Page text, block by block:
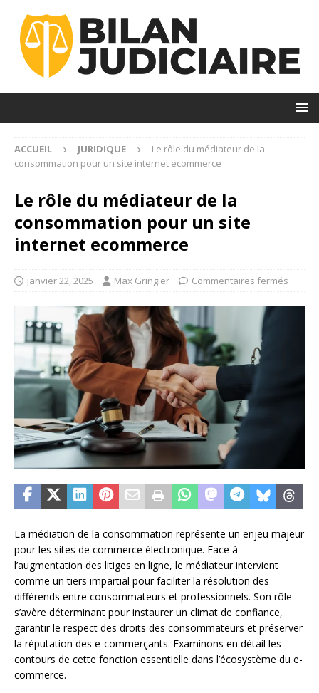
ACCUEIL JURIDIQUE
Le rôle du médiateur de la
consommation pour un site internet ecommerce
Le rôle du médiateur de la
consommation pour un site
internet ecommerce
janvier 22, 2025 Max Gringier Commentaires fermés
La médiation de la consommation représente un enjeu majeur
pour les sites de commerce électronique. Face à
l’augmentation des litiges en ligne, le médiateur intervient
comme un tiers impartial pour faciliter la résolution des
différends entre consommateurs et professionnels. Son rôle
s’avère déterminant pour instaurer un climat de confiance,
garantir le respect des droits des consommateurs et préserver
la réputation des e-commerçants. Examinons en détail les
contours de cette fonction essentielle dans l’écosystème du e-
commerce.